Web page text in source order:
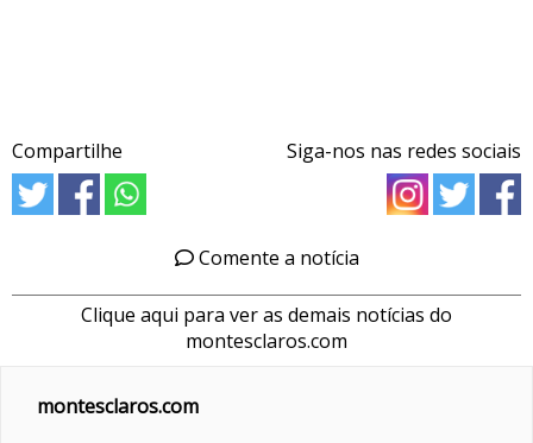
Compartilhe Siga-nos nas redes sociais
Comente a notícia
Clique aqui para ver as demais notícias do
montesclaros.com
montesclaros.com